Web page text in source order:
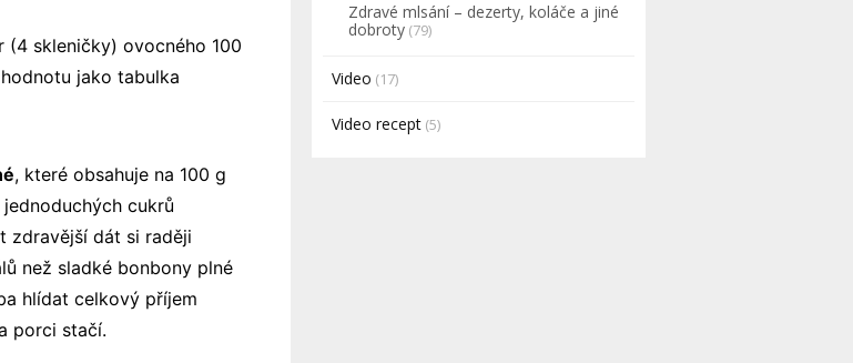
(4 skleničky) ovocného 100
jako tabulka
, které obsahuje na 100 g
cukrů
zdravější dát si raději
než sladké bonbony plné
hlídat celkový příjem
porci stačí.
Zdravé mlsání – dezerty, koláče a jiné
dobroty (79)
Video (17)
Video recept (5)